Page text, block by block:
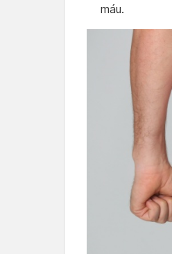
máu.